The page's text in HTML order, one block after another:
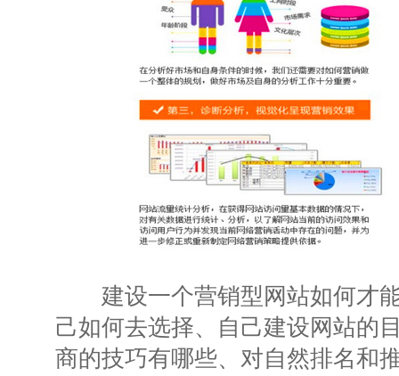
建设一个营销型网站如何才能
己如何去选择、自己建设网站的
商的技巧有哪些、对自然排名和